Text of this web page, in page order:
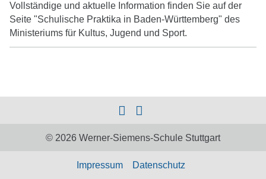
Vollständige und aktuelle Information finden Sie auf der
Seite "Schulische Praktika in Baden-Württemberg" des
Ministeriums für Kultus, Jugend und Sport.
© 2026 Werner-Siemens-Schule Stuttgart
Impressum Datenschutz